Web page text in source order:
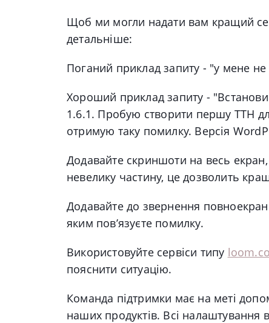
Щоб ми могли надати вам кращий
детальніше:
Поганий приклад запиту - "у мене
Хороший приклад запиту -
1.6.1. Пробую створити першу ТТН
отримую таку помилку. Версія
Додавайте скриншоти на весь
невелику частину, це дозволить
Додавайте до звернення
яким повʼязуєте помилку.
Використовуйте сервіси типу
пояснити ситуацію.
Команда підтримки має на меті
наших продуктів. Всі